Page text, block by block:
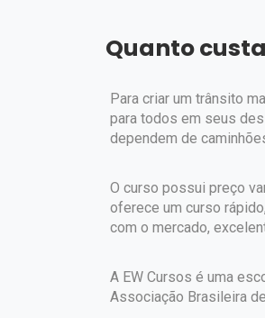
Quanto
Para criar um trânsito
para todos em seus
dependem de
O curso possui preço
oferece um curso
com o mercado,
A EW Cursos é uma
Associação Brasileira